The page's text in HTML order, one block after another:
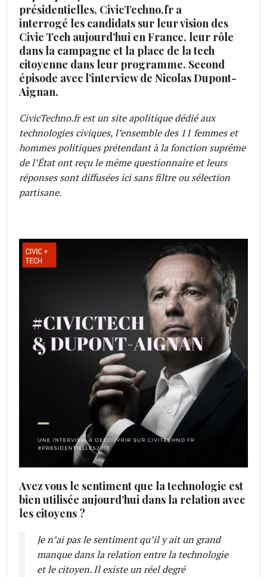
présidentielles, CivicTechno.fr a
interrogé les candidats sur leur vision des
Civic Tech aujourd’hui en France, leur rôle
dans la campagne et la place de la tech
citoyenne dans leur programme. Second
épisode avec l’interview de Nicolas Dupont-
Aignan.
CivicTechno.fr est un site apolitique dédié aux
technologies civiques, l’ensemble des 11 femmes et
hommes politiques prétendant à la fonction suprême
de l’État ont reçu le même questionnaire et leurs
réponses sont diffusées ici sans filtre ou sélection
partisane.
Avez vous le sentiment que la technologie est
bien utilisée aujourd’hui dans la relation avec
les citoyens ?
Je n’ai pas le sentiment qu’il y ait un grand
manque dans la relation entre la technologie
et le citoyen. Il existe un réel degré